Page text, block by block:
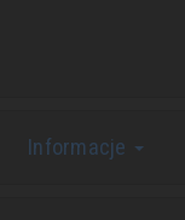
Informacje